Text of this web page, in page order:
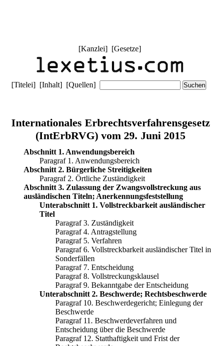
[Kanzlei] [Gesetze]
[Titelei] [Inhalt] [Quellen]
Internationales Erbrechtsverfahrensgesetz
(IntErbRVG) vom 29. Juni 2015
Abschnitt 1. Anwendungsbereich
Paragraf 1. Anwendungsbereich
Abschnitt 2. Bürgerliche Streitigkeiten
Paragraf 2. Örtliche Zuständigkeit
Abschnitt 3. Zulassung der Zwangsvollstreckung aus
ausländischen Titeln; Anerkennungsfeststellung
Unterabschnitt 1. Vollstreckbarkeit ausländischer
Titel
Paragraf 3. Zuständigkeit
Paragraf 4. Antragstellung
Paragraf 5. Verfahren
Paragraf 6. Vollstreckbarkeit ausländischer Titel in
Sonderfällen
Paragraf 7. Entscheidung
Paragraf 8. Vollstreckungsklausel
Paragraf 9. Bekanntgabe der Entscheidung
Unterabschnitt 2. Beschwerde; Rechtsbeschwerde
Paragraf 10. Beschwerdegericht; Einlegung der
Beschwerde
Paragraf 11. Beschwerdeverfahren und
Entscheidung über die Beschwerde
Paragraf 12. Statthaftigkeit und Frist der